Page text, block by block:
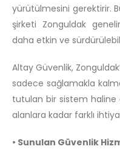
yürütülmesini gerektirir.
şirketi Zonguldak
daha etkin ve
Altay Güvenlik,
sadece sağlamakla
tutulan bir sistem haline
alanlara kadar farklı
• Sunulan Güvenlik